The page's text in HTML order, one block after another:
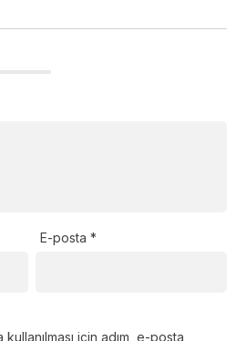
E-posta*
için adım, e-posta